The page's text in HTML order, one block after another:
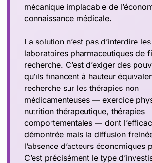
mécanique implacable de
connaissance médicale.
La solution n’est pas d’interdire les
laboratoires pharmaceutiques de
recherche. C’est d’exiger des
qu’ils financent à hauteur
recherche sur les thérapies non
médicamenteuses — exercice
nutrition thérapeutique, thérapies
comportementales — dont
démontrée mais la diffusion
l’absence d’acteurs économiques
C’est précisément le type